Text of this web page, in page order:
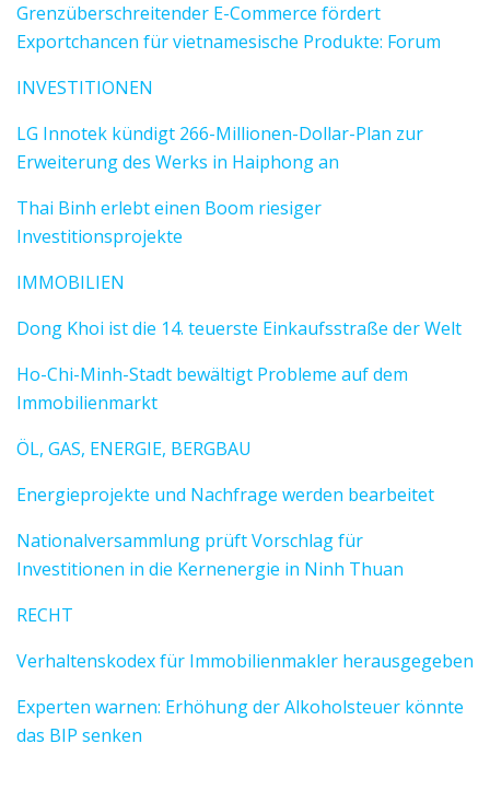
Grenzüberschreitender E-Commerce fördert
Exportchancen für vietnamesische Produkte: Forum
INVESTITIONEN
LG Innotek kündigt 266-Millionen-Dollar-Plan zur
Erweiterung des Werks in Haiphong an
Thai Binh erlebt einen Boom riesiger
Investitionsprojekte
IMMOBILIEN
Dong Khoi ist die 14. teuerste Einkaufsstraße der Welt
Ho-Chi-Minh-Stadt bewältigt Probleme auf dem
Immobilienmarkt
ÖL, GAS, ENERGIE, BERGBAU
Energieprojekte und Nachfrage werden bearbeitet
Nationalversammlung prüft Vorschlag für
Investitionen in die Kernenergie in Ninh Thuan
RECHT
Verhaltenskodex für Immobilienmakler herausgegeben
Experten warnen: Erhöhung der Alkoholsteuer könnte
das BIP senken